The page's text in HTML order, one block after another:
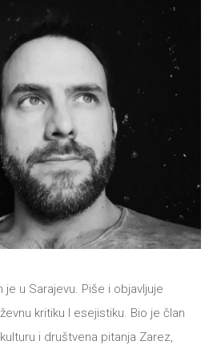
je u Sarajevu. Piše i objavljuje
kritiku I esejistiku. Bio je član
i društvena pitanja Zarez,